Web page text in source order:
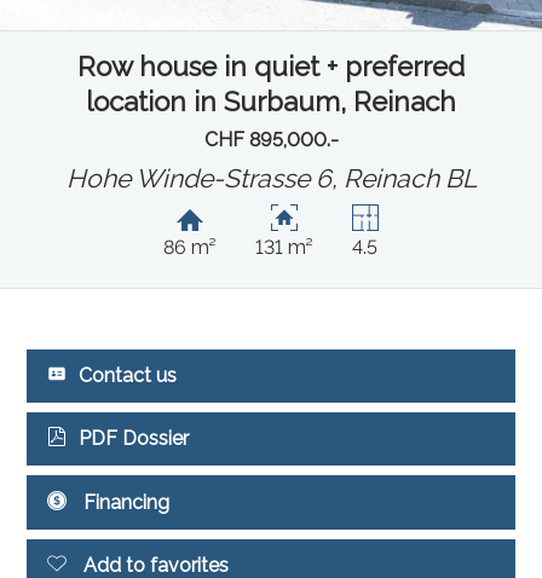
Row house in quiet + preferred
location in Surbaum, Reinach
CHF 895,000.-
Hohe Winde-Strasse 6, Reinach BL
86 m² 131 m² 4.5
Contact us
PDF Dossier
Financing
Add to favorites